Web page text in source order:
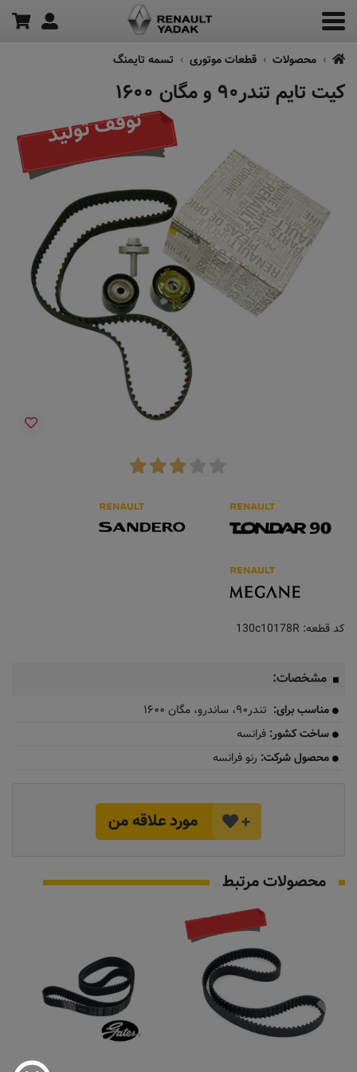
محصولات قطعات موتوری تسمه تایمنگ
کیت تایم تندر۹۰ و مگان ۱۶۰۰
توقف تولید
کد قطعه: 130c10178R
مشخصات:
مناسب برای: تندر۹۰، ساندرو، مگان ۱۶۰۰
ساخت کشور: فرانسه
محصول شرکت: رنو فرانسه
+ مورد علاقه من
محصولات مرتبط
به زودی